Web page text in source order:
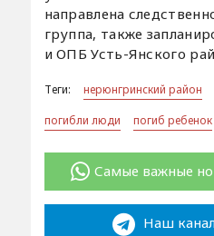
направлена
группа, также
и ОПБ Усть-Янского
Теги: нерюнгринский район
погибли люди
погиб ребенок
Самые важные
Наш